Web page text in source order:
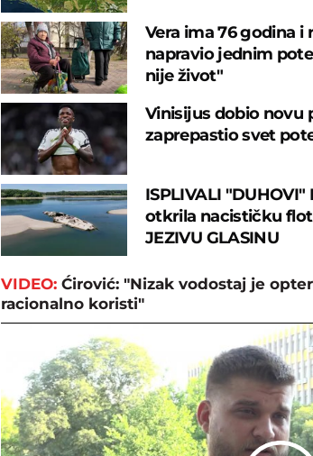
Vera ima 76 godina i
napravio jednim
nije život"
Vinisijus dobio novu
zaprepastio svet
ISPLIVALI
otkrila nacističku
JEZIVU GLASINU
VIDEO: Ćirović: "Nizak vodostaj je
racionalno koristi"